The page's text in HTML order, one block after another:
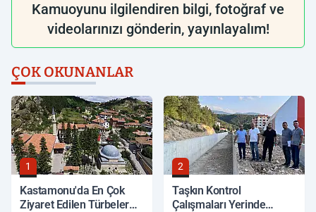
Kamuoyunu ilgilendiren bilgi, fotoğraf ve
videolarınızı gönderin, yayınlayalım!
ÇOK OKUNANLAR
1
Kastamonu'da En Çok
Ziyaret Edilen Türbeler
2
Taşkın Kontrol
Çalışmaları Yerinde